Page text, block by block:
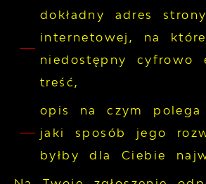
dokładny adres strony
internetowej, na
niedostępny cyfrowo
treść,
opis na czym
jaki sposób jego
byłby dla Ciebie